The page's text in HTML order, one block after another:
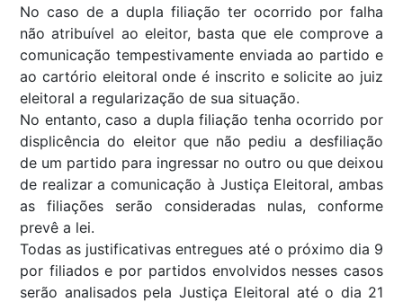
No caso de a dupla filiação ter ocorrido por falha
não atribuível ao eleitor, basta que ele comprove a
comunicação tempestivamente enviada ao partido e
ao cartório eleitoral onde é inscrito e solicite ao juiz
eleitoral a regularização de sua situação.
No entanto, caso a dupla filiação tenha ocorrido por
displicência do eleitor que não pediu a desfiliação
de um partido para ingressar no outro ou que deixou
de realizar a comunicação à Justiça Eleitoral, ambas
as filiações serão consideradas nulas, conforme
prevê a lei.
Todas as justificativas entregues até o próximo dia 9
por filiados e por partidos envolvidos nesses casos
serão analisados pela Justiça Eleitoral até o dia 21